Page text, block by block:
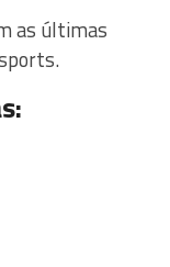
as últimas